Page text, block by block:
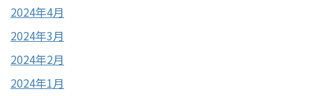
2024年4月
2024年3月
2024年2月
2024年1月